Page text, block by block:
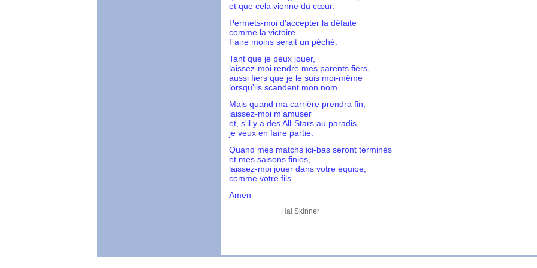
et que cela vienne du cœur.
Permets-moi d'accepter la défaite
comme la victoire.
Faire moins serait un péché.
Tant que je peux jouer,
laissez-moi rendre mes parents fiers,
aussi fiers que je le suis moi-même
lorsqu'ils scandent mon nom.
Mais quand ma carrière prendra fin,
laissez-moi m'amuser
et, s'il y a des All-Stars au paradis,
je veux en faire partie.
Quand mes matchs ici-bas seront terminés
et mes saisons finies,
laissez-moi jouer dans votre équipe,
comme votre fils.
Amen
Hal Skinner